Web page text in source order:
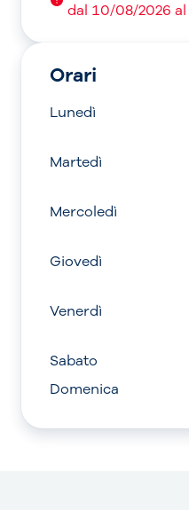
dal 10/08/2026
Orari
Lunedì
Martedì
Mercoledì
Giovedì
Venerdì
Sabato
Domenica